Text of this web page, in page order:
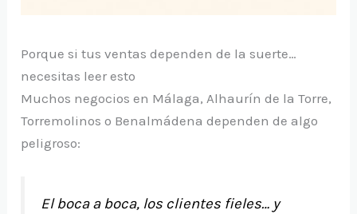
Porque si tus ventas dependen de la suerte…
necesitas leer esto
Muchos negocios en Málaga, Alhaurín de la Torre,
Torremolinos o Benalmádena dependen de algo
peligroso:
El boca a boca, los clientes fieles… y